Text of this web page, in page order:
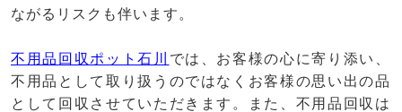
ながるリスクも伴います。
不用品回収ポット石川 では、お客様の心に寄り添い、
不用品として取り扱うのではなくお客様の思い出の品
として回収させていただきます。また、不用品回収は